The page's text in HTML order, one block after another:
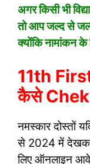
अगर किसी भी
तो आप जल्द से
क्योंकि नामांकन के
11th
कैसे
नमस्कार दोस्तों
से 2024 में
लिए ऑनलाइन